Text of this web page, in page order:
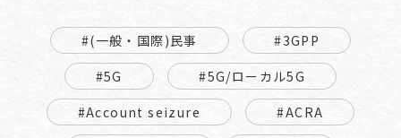
#(一般・国際)民事
#3GPP
#5G
#5G/ローカル5G
#Account seizure
#ACRA